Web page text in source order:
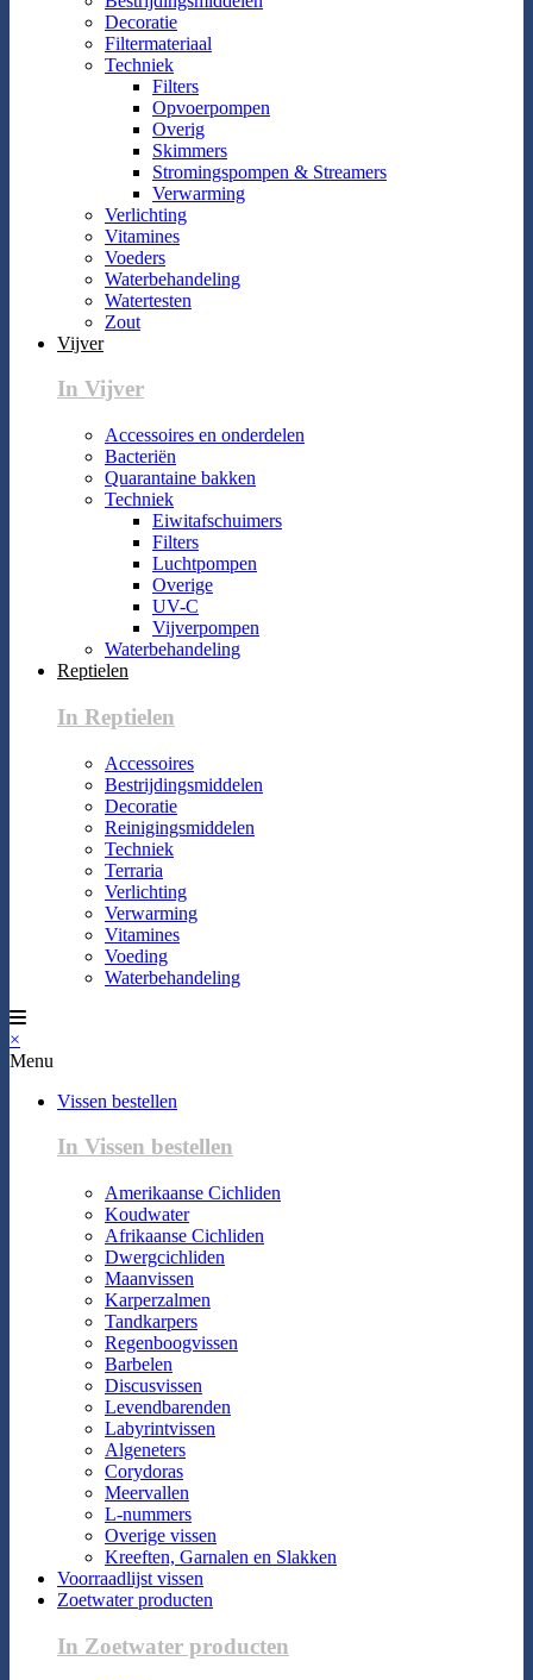
Decoratie
Filtermateriaal
Techniek
Filters
Opvoerpompen
Overig
Skimmers
Stromingspompen & Streamers
Verwarming
Verlichting
Vitamines
Voeders
Waterbehandeling
Watertesten
Zout
Vijver
In Vijver
Accessoires en onderdelen
Bacteriën
Quarantaine bakken
Techniek
Eiwitafschuimers
Filters
Luchtpompen
Overige
UV-C
Vijverpompen
Waterbehandeling
Reptielen
In Reptielen
Accessoires
Bestrijdingsmiddelen
Decoratie
Reinigingsmiddelen
Techniek
Terraria
Verlichting
Verwarming
Vitamines
Voeding
Waterbehandeling
×
Menu
Vissen bestellen
In Vissen bestellen
Amerikaanse Cichliden
Koudwater
Afrikaanse Cichliden
Dwergcichliden
Maanvissen
Karperzalmen
Tandkarpers
Regenboogvissen
Barbelen
Discusvissen
Levendbarenden
Labyrintvissen
Algeneters
Corydoras
Meervallen
L-nummers
Overige vissen
Kreeften, Garnalen en Slakken
Voorraadlijst vissen
Zoetwater producten
In Zoetwater producten